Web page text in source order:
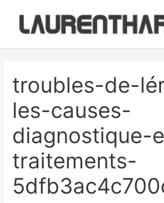
contenu
troubles-de-
les-causes-
diagnostique-
traitements-
articles